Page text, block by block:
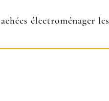
électroménager